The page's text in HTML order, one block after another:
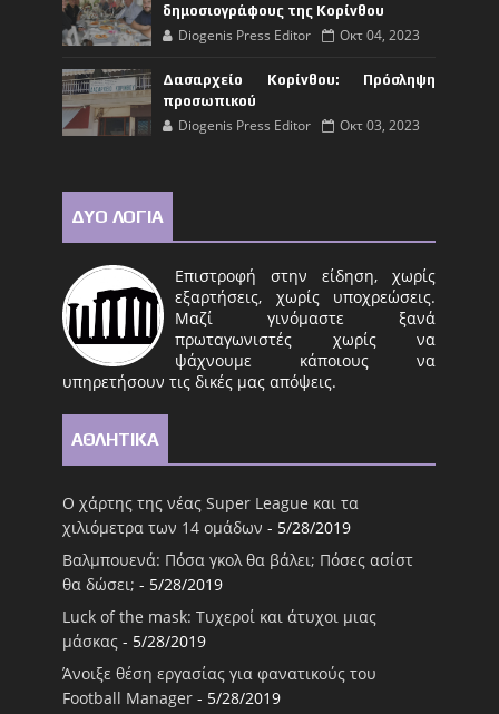
δημοσιογράφους της Κορίνθου
Diogenis Press Editor Οκτ 04, 2023
Δασαρχείο Κορίνθου: Πρόσληψη
προσωπικού
Diogenis Press Editor Οκτ 03, 2023
ΔΥΟ ΛΟΓΙΑ
Επιστροφή στην είδηση, χωρίς
εξαρτήσεις, χωρίς υποχρεώσεις.
Μαζί γινόμαστε ξανά
πρωταγωνιστές χωρίς να
ψάχνουμε κάποιους να
υπηρετήσουν τις δικές μας απόψεις.
ΑΘΛΗΤΙΚΑ
Ο χάρτης της νέας Super League και τα
χιλιόμετρα των 14 ομάδων - 5/28/2019
Βαλμπουενά: Πόσα γκολ θα βάλει; Πόσες ασίστ
θα δώσει; - 5/28/2019
Luck of the mask: Τυχεροί και άτυχοι μιας
μάσκας - 5/28/2019
Άνοιξε θέση εργασίας για φανατικούς του
Football Μanager - 5/28/2019